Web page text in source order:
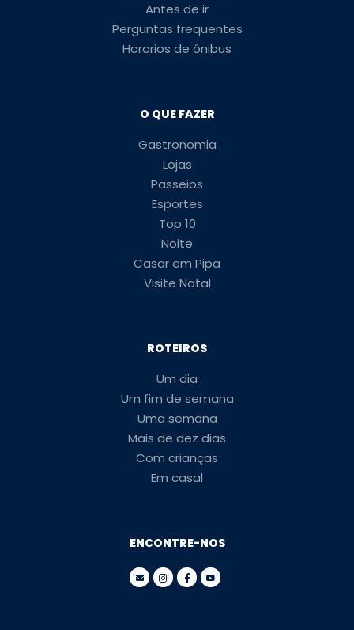
Antes de ir
Perguntas frequentes
Horarios de ônibus
O QUE FAZER
Gastronomia
Lojas
Passeios
Esportes
Top 10
Noite
Casar em Pipa
Visite Natal
ROTEIROS
Um dia
Um fim de semana
Uma semana
Mais de dez dias
Com crianças
Em casal
ENCONTRE-NOS